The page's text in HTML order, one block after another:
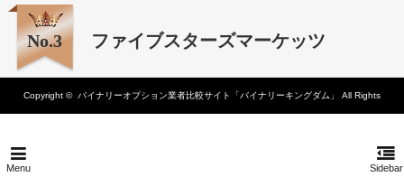
Menu Sidebar
No.3 ファイブスターズマーケッツ
Copyright © バイナリーオプション業者比較サイト「バイナリーキングダム」 All Rights